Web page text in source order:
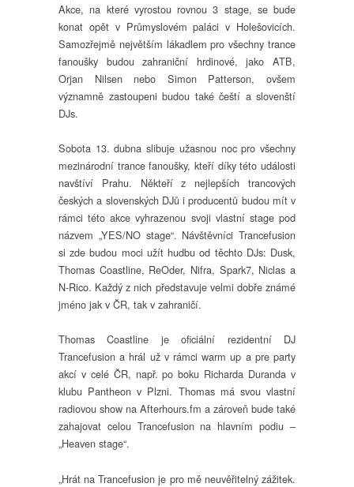
Ocean
Love
–
jsou
významně
čeští
a
slovenští
DJs
Akce, na které vyrostou rovnou 3 stage, se bude
konat opět v Průmyslovém paláci v Holešovicích.
Samozřejmě největším lákadlem pro všechny trance
fanoušky budou zahraniční hrdinové, jako ATB,
Orjan Nilsen nebo Simon Patterson, ovšem
významně zastoupeni budou také čeští a slovenští
DJs.
Sobota 13. dubna slibuje užasnou noc pro všechny
mezinárodní trance fanoušky, kteří díky této události
navštíví Prahu. Někteří z nejlepších trancových
českých a slovenských DJů i producentů budou mít v
rámci této akce vyhrazenou svoji vlastní stage pod
názvem „YES/NO stage“. Návštěvníci Trancefusion
si zde budou moci užít hudbu od těchto DJs: Dusk,
Thomas Coastline, ReOder, Nifra, Spark7, Niclas a
N-Rico. Každý z nich představuje velmi dobře známé
jméno jak v ČR, tak v zahraničí.
Thomas Coastline je oficiální rezidentní DJ
Trancefusion a hrál už v rámci warm up a pre party
akcí v celé ČR, např. po boku Richarda Duranda v
klubu Pantheon v Plzni. Thomas má svou vlastní
radiovou show na Afterhours.fm a zároveň bude také
zahajovat celou Trancefusion na hlavním podiu –
„Heaven stage“.
„Hrát na Trancefusion je pro mě neuvěřitelný zážitek.